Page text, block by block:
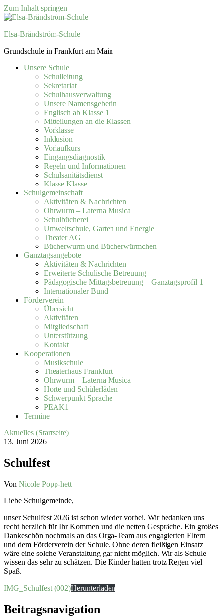
Zum Inhalt springen
Elsa-Brändström-Schule
Grundschule in Frankfurt am Main
Unsere Schule
Schulleitung
Sekretariat
Schulhausverwaltung
Unsere Namensgeberin
Englisch ab Klasse 1
Mitteilungen an die Klassen
Vorklasse
Inklusion
Vorlaufkurs
Eingangsdiagnostik
Regeln und Informationen
Schulsanitätsdienst
Klasse Klasse
Schulgemeinschaft
Aktivitäten & Nachrichten
Ohrwurm – Laterna Musica
Schulbücherei
Umweltschule, Garten und Energie
Theater AG
Bücherwurm und Bücherwürmchen
Ganztagsangebote
Aktivitäten & Nachrichten
Erweiterte Schulische Betreuung
Pädagogische Mittagsbetreuung – Ganztagsprofil 1
Internationaler Bund
Förderverein
Übersicht
Aktivitäten
Mitgliedschaft
Unterstützung
Kontakt
Kooperationen
Musikschule
Theaterhaus Frankfurt
Ohrwurm – Laterna Musica
Horte und Schülerläden
Schwerpunkt Sprache
PEAK1
Termine
Aktuelles (Startseite)
13. Juni 2026
Schulfest
Von Nicole Popp-hett
Liebe Schulgemeinde,
unser Schulfest 2026 ist schon wieder vorbei. Wir bedanken uns
recht herzlich für Ihr Kommen und die netten Gespräche. Ein großes
Dankeschön nochmals an das Orga-Team aus engagierten Eltern
und dem Förderverein der Schule. Ohne deren fleißigen Einsatz
wäre eine solche Veranstaltung gar nicht möglich. Wir als Schule
wissen das sehr zu schätzen. Die Kinder hatten trotz Regen viel
Spaß.
IMG_Schulfest (002)Herunterladen
Beitragsnavigation